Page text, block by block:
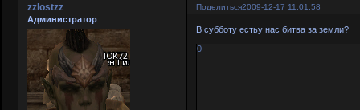
Поделиться2009-12-17 11:01:58
zzlostzz
Администратор
В субботу естьу нас битва за земли?
0